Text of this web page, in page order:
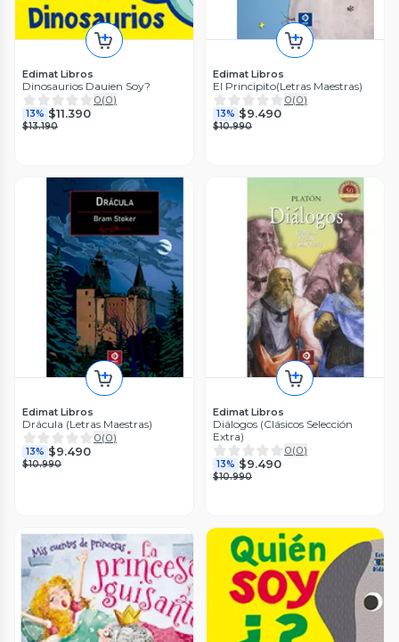
Edimat Libros
Dinosaurios Dauien Soy?
0(0)
13% $11.390
$13.190
Edimat Libros
El Principito(Letras Maestras)
0(0)
13% $9.490
$10.990
Edimat Libros
Drácula (Letras Maestras)
0(0)
13% $9.490
$10.990
Edimat Libros
Diálogos (Clásicos Selección
Extra)
0(0)
13% $9.490
$10.990